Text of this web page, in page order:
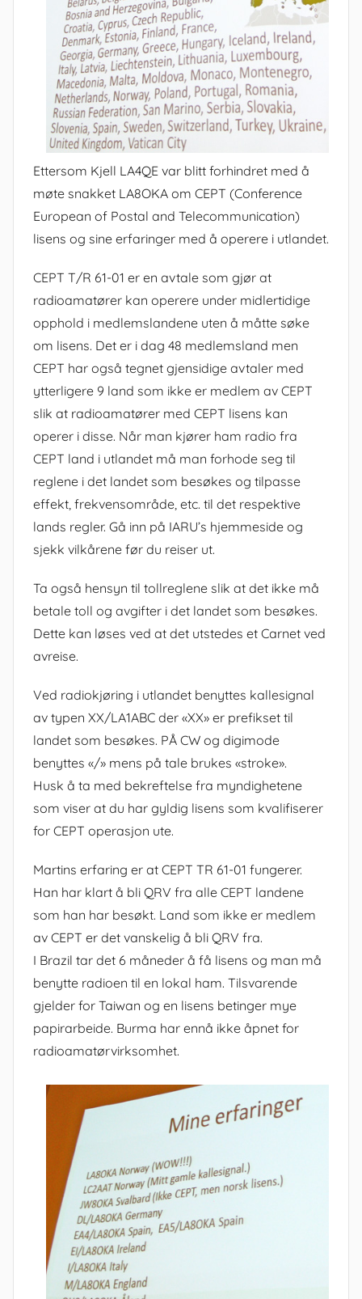
Ettersom Kjell LA4QE var blitt forhindret med å
møte snakket LA8OKA om CEPT (Conference
European of Postal and Telecommunication)
lisens og sine erfaringer med å operere i utlandet.
CEPT T/R 61-01 er en avtale som gjør at
radioamatører kan operere under midlertidige
opphold i medlemslandene uten å måtte søke
om lisens. Det er i dag 48 medlemsland men
CEPT har også tegnet gjensidige avtaler med
ytterligere 9 land som ikke er medlem av CEPT
slik at radioamatører med CEPT lisens kan
operer i disse. Når man kjører ham radio fra
CEPT land i utlandet må man forhode seg til
reglene i det landet som besøkes og tilpasse
effekt, frekvensområde, etc. til det respektive
lands regler. Gå inn på IARU’s hjemmeside og
sjekk vilkårene før du reiser ut.
Ta også hensyn til tollreglene slik at det ikke må
betale toll og avgifter i det landet som besøkes.
Dette kan løses ved at det utstedes et Carnet ved
avreise.
Ved radiokjøring i utlandet benyttes kallesignal
av typen XX/LA1ABC der «XX» er prefikset til
landet som besøkes. PÅ CW og digimode
benyttes «/» mens på tale brukes «stroke».
Husk å ta med bekreftelse fra myndighetene
som viser at du har gyldig lisens som kvalifiserer
for CEPT operasjon ute.
Martins erfaring er at CEPT TR 61-01 fungerer.
Han har klart å bli QRV fra alle CEPT landene
som han har besøkt. Land som ikke er medlem
av CEPT er det vanskelig å bli QRV fra.
I Brazil tar det 6 måneder å få lisens og man må
benytte radioen til en lokal ham. Tilsvarende
gjelder for Taiwan og en lisens betinger mye
papirarbeide. Burma har ennå ikke åpnet for
radioamatørvirksomhet.